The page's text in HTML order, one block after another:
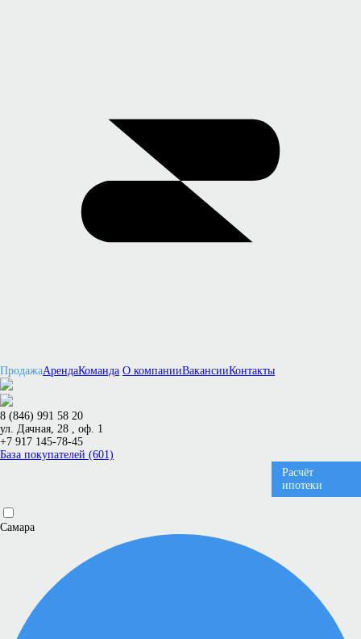
ПродажаАрендаКоманда О компанииВакансииКонтакты
8 (846) 991 58 20
ул. Дачная, 28 , оф. 1
+7 917 145-78-45
База покупателей (601)
Расчёт
ипотеки
Самара